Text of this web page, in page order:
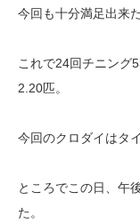
今回も十分満足出来
これで24回チニング
2.20匹。
今回のクロダイはタ
ところでこの日、午
た。